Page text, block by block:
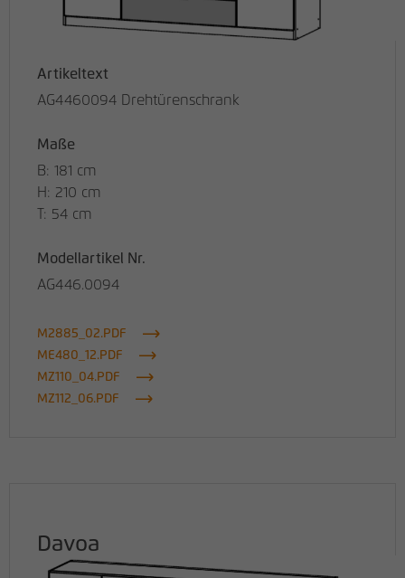
Artikeltext
AG4460094 Drehtürenschrank
Maße
B: 181 cm
H: 210 cm
T: 54 cm
Modellartikel Nr.
AG446.0094
M2885_02.PDF
ME480_12.PDF
MZ110_04.PDF
MZ112_06.PDF
Davoa